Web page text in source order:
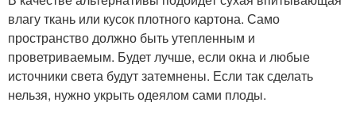
влагу ткань или кусок плотного картона. Само
пространство должно быть утепленным и
проветриваемым. Будет лучше, если окна и любые
источники света будут затемнены. Если так сделать
нельзя, нужно укрыть одеялом сами плоды.